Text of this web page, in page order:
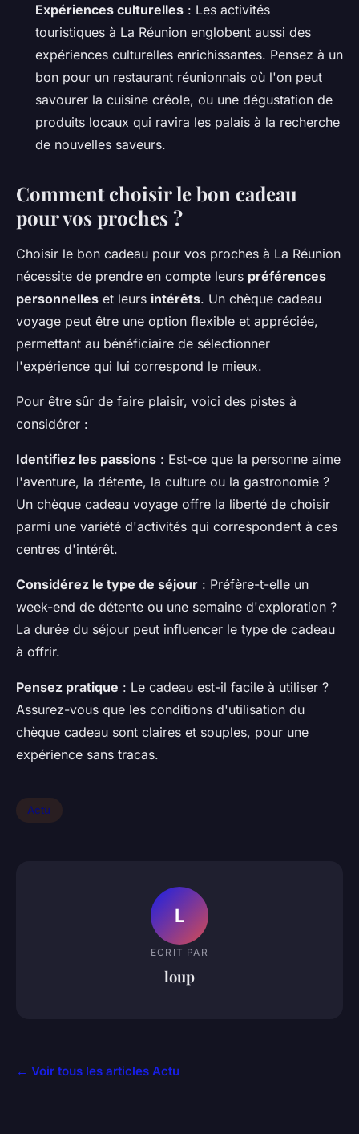
Expériences culturelles : Les activités
touristiques à La Réunion englobent aussi des
expériences culturelles enrichissantes. Pensez à un
bon pour un restaurant réunionnais où l'on peut
savourer la cuisine créole, ou une dégustation de
produits locaux qui ravira les palais à la recherche
de nouvelles saveurs.
Comment choisir le bon cadeau
pour vos proches ?
Choisir le bon cadeau pour vos proches à La Réunion
nécessite de prendre en compte leurs préférences
personnelles et leurs intérêts. Un chèque cadeau
voyage peut être une option flexible et appréciée,
permettant au bénéficiaire de sélectionner
l'expérience qui lui correspond le mieux.
Pour être sûr de faire plaisir, voici des pistes à
considérer :
Identifiez les passions : Est-ce que la personne aime
l'aventure, la détente, la culture ou la gastronomie ?
Un chèque cadeau voyage offre la liberté de choisir
parmi une variété d'activités qui correspondent à ces
centres d'intérêt.
Considérez le type de séjour : Préfère-t-elle un
week-end de détente ou une semaine d'exploration ?
La durée du séjour peut influencer le type de cadeau
à offrir.
Pensez pratique : Le cadeau est-il facile à utiliser ?
Assurez-vous que les conditions d'utilisation du
chèque cadeau sont claires et souples, pour une
expérience sans tracas.
Actu
L
ECRIT PAR
loup
← Voir tous les articles Actu